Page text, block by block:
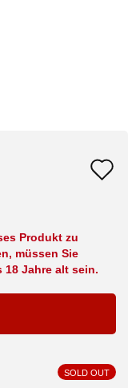
Produkt zu
müssen Sie
18 Jahre alt sein.
SOLD OUT